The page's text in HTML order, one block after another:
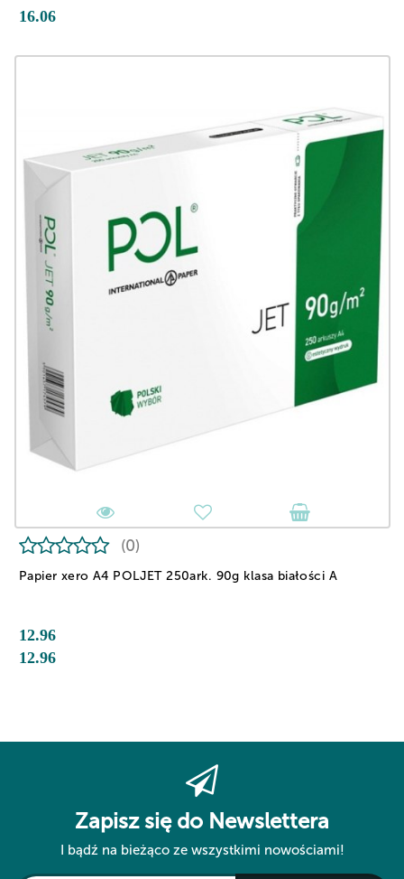
16.06
Papier xero A4 POLJET 250ark. 90g klasa białości A
(0)
12.96
12.96
Zapisz się do Newslettera
I bądź na bieżąco ze wszystkimi nowościami!